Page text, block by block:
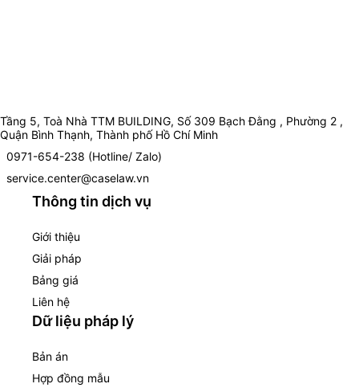
Tầng 5, Toà Nhà TTM BUILDING, Số 309 Bạch Đằng , Phường 2 ,
Quận Bình Thạnh, Thành phố Hồ Chí Minh
0971-654-238 (Hotline/ Zalo)
service.center@caselaw.vn
Thông tin dịch vụ
Giới thiệu
Giải pháp
Bảng giá
Liên hệ
Dữ liệu pháp lý
Bản án
Hợp đồng mẫu